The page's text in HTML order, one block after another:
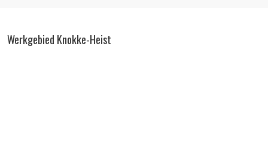
Werkgebied Knokke-Heist